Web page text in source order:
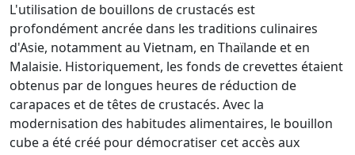
L'utilisation de bouillons de crustacés est
profondément ancrée dans les traditions culinaires
d'Asie, notamment au Vietnam, en Thaïlande et en
Malaisie. Historiquement, les fonds de crevettes étaient
obtenus par de longues heures de réduction de
carapaces et de têtes de crustacés. Avec la
modernisation des habitudes alimentaires, le bouillon
cube a été créé pour démocratiser cet accès aux